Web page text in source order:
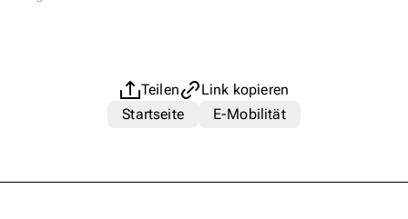
Teilen
Link kopieren
Startseite
E-Mobilität